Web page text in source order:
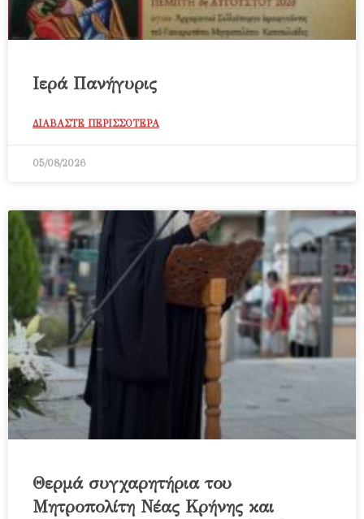
Ιερά Πανήγυρις
ΔΙΑΒΑΣΤΕ ΠΕΡΙΣΣΟΤΕΡΑ
05/08/2026
Θερμά συγχαρητήρια του
Μητροπολίτη Νέας Κρήνης και